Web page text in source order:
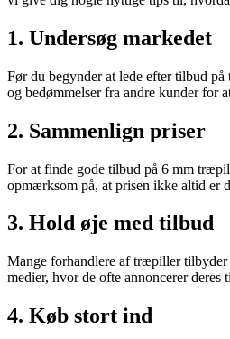
1. Undersøg markedet
Før du begynder at lede efter tilbud
og bedømmelser fra andre kunder for
2. Sammenlign priser
For at finde gode tilbud på 6 mm
opmærksom på, at prisen ikke altid er
3. Hold øje med tilbud
Mange forhandlere af træpiller tilbyder
medier, hvor de ofte annoncerer deres
4. Køb stort ind